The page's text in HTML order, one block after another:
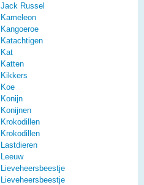
Jack Russel
Kameleon
Kangoeroe
Katachtigen
Kat
Katten
Kikkers
Koe
Konijn
Konijnen
Krokodillen
Krokodillen
Lastdieren
Leeuw
Lieveheersbeestje
Lieveheersbeestje